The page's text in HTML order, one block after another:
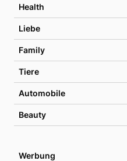
Health
Liebe
Family
Tiere
Automobile
Beauty
Werbung